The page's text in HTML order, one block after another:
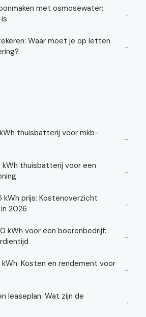
met osmosewater:
→
Waar moet je op letten
→
thuisbatterij voor mkb-
→
thuisbatterij voor een
→
kWh prijs: Kostenoverzicht
2026
→
kWh voor een boerenbedrijf:
→
Kosten en rendement voor
→
leaseplan: Wat zijn de
→